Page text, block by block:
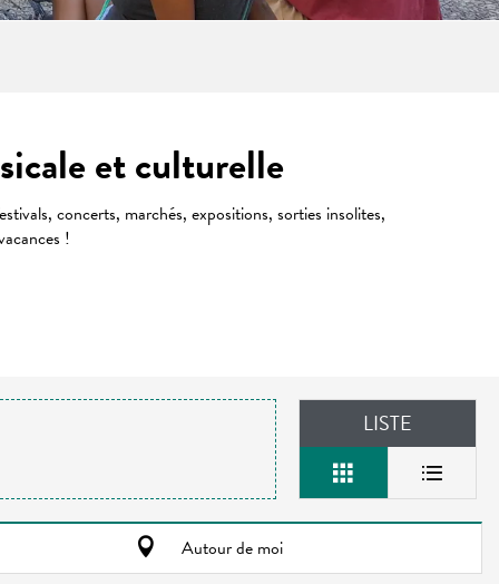
et culturelle
concerts, marchés, expositions, sorties insolites,
!
LISTE
Autour de moi